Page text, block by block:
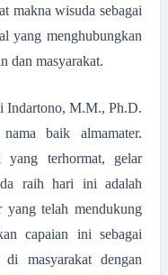
makna wisuda sebagai
yang menghubungkan
dan masyarakat.
Indartono, M.M., Ph.D.
baik almamater.
yang terhormat, gelar
raih hari ini adalah
yang telah mendukung
capaian ini sebagai
masyarakat dengan